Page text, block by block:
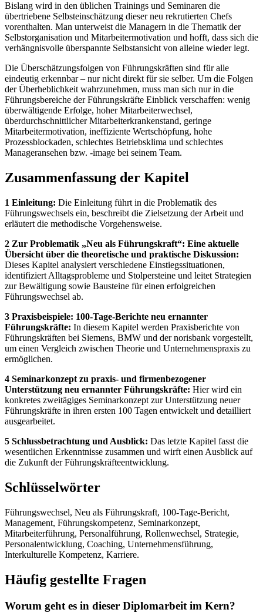
Bislang wird in den üblichen Trainings und Seminaren die
übertriebene Selbsteinschätzung dieser neu rekrutierten Chefs
vorenthalten. Man unterweist die Managern in die Thematik der
Selbstorganisation und Mitarbeitermotivation und hofft, dass sich die
verhängnisvolle überspannte Selbstansicht von alleine wieder legt.
Die Überschätzungsfolgen von Führungskräften sind für alle
eindeutig erkennbar – nur nicht direkt für sie selber. Um die Folgen
der Überheblichkeit wahrzunehmen, muss man sich nur in die
Führungsbereiche der Führungskräfte Einblick verschaffen: wenig
überwältigende Erfolge, hoher Mitarbeiterwechsel,
überdurchschnittlicher Mitarbeiterkrankenstand, geringe
Mitarbeitermotivation, ineffiziente Wertschöpfung, hohe
Prozessblockaden, schlechtes Betriebsklima und schlechtes
Manageransehen bzw. -image bei seinem Team.
Zusammenfassung der Kapitel
1 Einleitung: Die Einleitung führt in die Problematik des
Führungswechsels ein, beschreibt die Zielsetzung der Arbeit und
erläutert die methodische Vorgehensweise.
2 Zur Problematik „Neu als Führungskraft“: Eine aktuelle
Übersicht über die theoretische und praktische Diskussion:
Dieses Kapitel analysiert verschiedene Einstiegssituationen,
identifiziert Alltagsprobleme und Stolpersteine und leitet Strategien
zur Bewältigung sowie Bausteine für einen erfolgreichen
Führungswechsel ab.
3 Praxisbeispiele: 100-Tage-Berichte neu ernannter
Führungskräfte: In diesem Kapitel werden Praxisberichte von
Führungskräften bei Siemens, BMW und der norisbank vorgestellt,
um einen Vergleich zwischen Theorie und Unternehmenspraxis zu
ermöglichen.
4 Seminarkonzept zu praxis- und firmenbezogener
Unterstützung neu ernannter Führungskräfte: Hier wird ein
konkretes zweitägiges Seminarkonzept zur Unterstützung neuer
Führungskräfte in ihren ersten 100 Tagen entwickelt und detailliert
ausgearbeitet.
5 Schlussbetrachtung und Ausblick: Das letzte Kapitel fasst die
wesentlichen Erkenntnisse zusammen und wirft einen Ausblick auf
die Zukunft der Führungskräfteentwicklung.
Schlüsselwörter
Führungswechsel, Neu als Führungskraft, 100-Tage-Bericht,
Management, Führungskompetenz, Seminarkonzept,
Mitarbeiterführung, Personalführung, Rollenwechsel, Strategie,
Personalentwicklung, Coaching, Unternehmensführung,
Interkulturelle Kompetenz, Karriere.
Häufig gestellte Fragen
Worum geht es in dieser Diplomarbeit im Kern?